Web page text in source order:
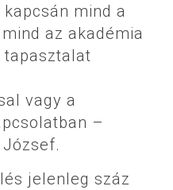
mind a
az akadémia
tapasztalat
vagy a
–
jelenleg száz